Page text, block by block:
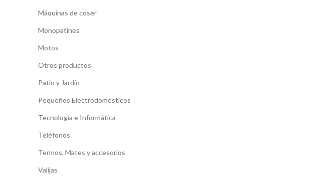
Máquinas de coser
Monopatines
Motos
Otros productos
Patio y Jardín
Pequeños Electrodomésticos
Tecnología e Informática
Teléfonos
Termos, Mates y accesorios
Valijas